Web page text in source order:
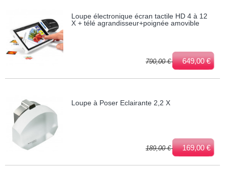
Loupe électronique écran tactile HD 4 à 12
X + télé agrandisseur+poignée amovible
790,00 € 649,00 €
Loupe à Poser Eclairante 2,2 X
189,00 € 169,00 €